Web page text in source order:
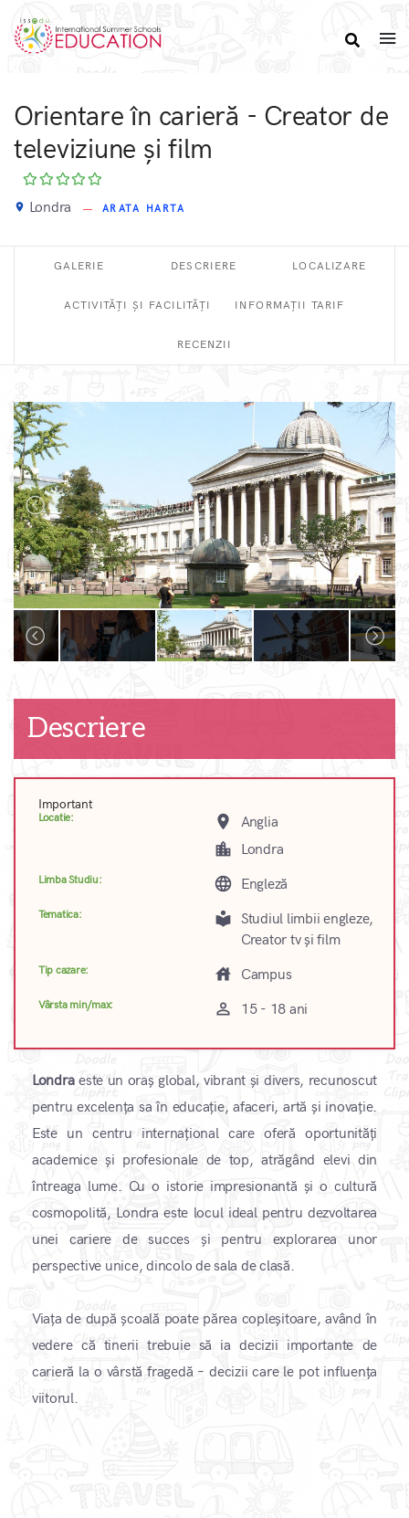
Orientare în carieră - Creator de
televiziune și film
place Londra ARATA HARTA
GALERIE DESCRIERE LOCALIZARE
ACTIVITĂȚI ȘI FACILITĂȚI INFORMAȚII TARIF
RECENZII
Descriere
Important
Locatie: place Anglia
location_city Londra
Limba Studiu: language Engleză
Tematica: local_library Studiul limbii engleze,
Creator tv și film
Tip cazare: house Campus
Vârsta min/max: perm_identity 15 - 18 ani
Londraeste un oraș global, vibrant și divers, recunoscut
pentru excelența sa în educație, afaceri, artă și inovație.
Este un centru internațional care oferă oportunități
academice și profesionale de top, atrăgând elevi din
întreaga lume. Cu o istorie impresionantă și o cultură
cosmopolită, Londra este locul ideal pentru dezvoltarea
unei cariere de succes și pentru explorarea unor
perspective unice, dincolo de sala de clasă.
Viața de după școală poate părea copleșitoare, având în
vedere că tinerii trebuie să ia decizii importante de
carieră la o vârstă fragedă – decizii care le pot influența
viitorul.